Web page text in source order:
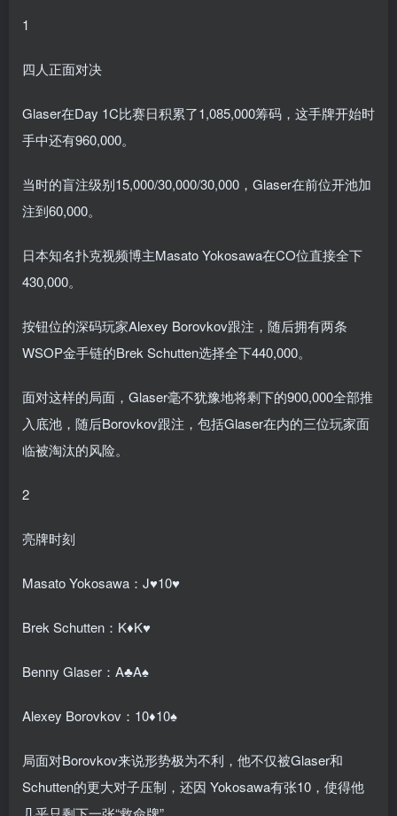
1
四人正面对决
Glaser在Day 1C比赛日积累了1,085,000筹码，这手牌开始时
手中还有960,000。
当时的盲注级别15,000/30,000/30,000，Glaser在前位开池加
注到60,000。
日本知名扑克视频博主Masato Yokosawa在CO位直接全下
430,000。
按钮位的深码玩家Alexey Borovkov跟注，随后拥有两条
WSOP金手链的Brek Schutten选择全下440,000。
面对这样的局面，Glaser毫不犹豫地将剩下的900,000全部推
入底池，随后Borovkov跟注，包括Glaser在内的三位玩家面
临被淘汰的风险。
2
亮牌时刻
Masato Yokosawa：J♥10♥
Brek Schutten：K♦K♥
Benny Glaser：A♣A♠
Alexey Borovkov：10♦10♠
局面对Borovkov来说形势极为不利，他不仅被Glaser和
Schutten的更大对子压制，还因 Yokosawa有张10，使得他